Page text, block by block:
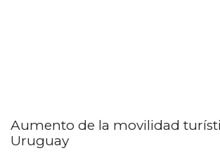
Aumento de la movilidad
Uruguay